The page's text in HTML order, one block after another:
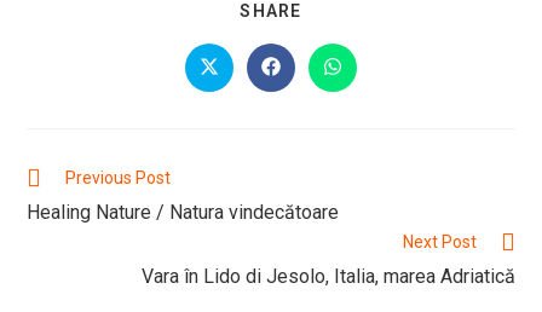
SHARE
CONTENT
Opens
in
Opens
in
Opens
in
Read
articles
Previous Post
Healing Nature / Natura vindecătoare
Next Post
Vara în Lido di Jesolo, Italia, marea Adriatică